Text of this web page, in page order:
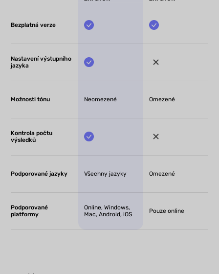
Bezplatná verze
Nastavení výstupního
jazyka
Možnosti tónu Neomezené Omezené
Kontrola počtu
výsledků
Podporované jazyky Všechny jazyky Omezené
Podporované
platformy
Online, Windows,
Mac, Android, iOS
Pouze online